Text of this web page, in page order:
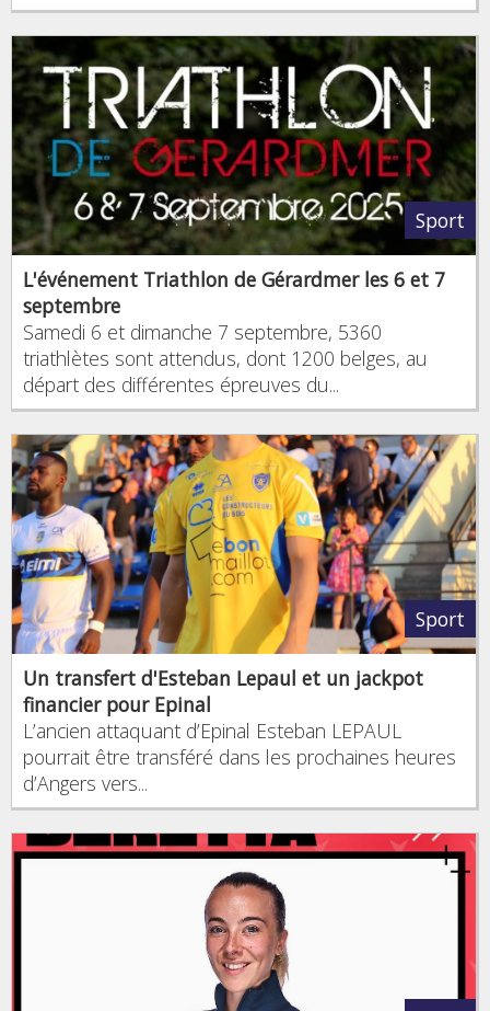
Sport
L'événement Triathlon de Gérardmer les 6 et 7
septembre
Samedi 6 et dimanche 7 septembre, 5360
triathlètes sont attendus, dont 1200 belges, au
départ des différentes épreuves du...
Sport
Un transfert d'Esteban Lepaul et un jackpot
financier pour Epinal
L’ancien attaquant d’Epinal Esteban LEPAUL
pourrait être transféré dans les prochaines heures
d’Angers vers...